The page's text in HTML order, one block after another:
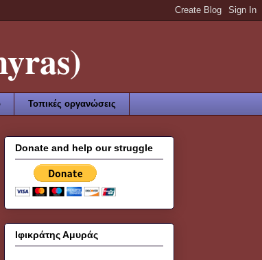
Τοπικές οργανώσεις
Donate and help our struggle
Ιφικράτης Αμυράς